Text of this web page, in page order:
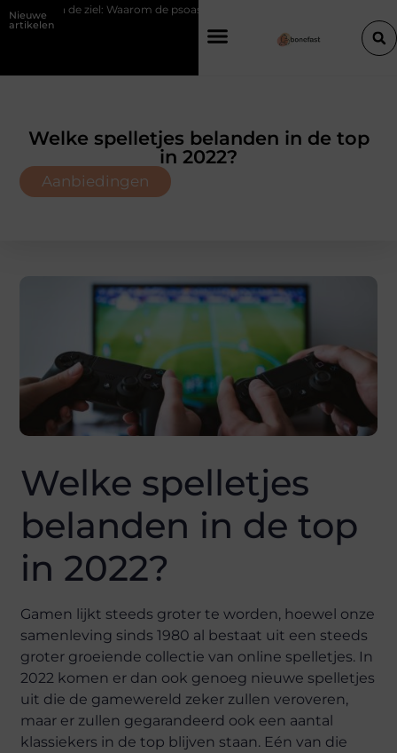
Nieuwe
artikelen
de psoas reageert op spanning
Welke spelletjes belanden in de top
in 2022?
Aanbiedingen
Welke spelletjes
belanden in de top
in 2022?
Gamen lijkt steeds groter te worden, hoewel onze
samenleving sinds 1980 al bestaat uit een steeds
groter groeiende collectie van online spelletjes. In
2022 komen er dan ook genoeg nieuwe spelletjes
uit die de gamewereld zeker zullen veroveren,
maar er zullen gegarandeerd ook een aantal
klassiekers in de top blijven staan. Eén van die